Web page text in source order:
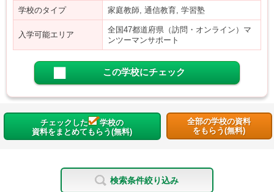
学校のタイプ 家庭教師, 通信教育, 学習塾
入学可能エリア
全国47都道府県（訪問・オンライン）マ
ンツーマンサポート
この学校にチェック
チェックした
学校の
資料をまとめてもらう(無料)
全部の学校の資料
をもらう(無料)
検索条件絞り込み